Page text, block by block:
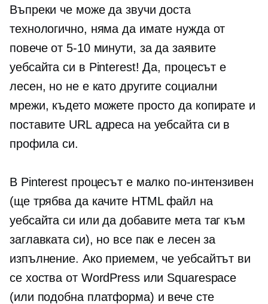
Въпреки че може да звучи доста
технологично, няма да имате нужда от
повече от 5-10минути, за да заявите
уебсайта си в Pinterest! Да, процесът е
лесен, но не е като другите социални
мрежи, където можете просто да копирате и
поставите URL адреса на уебсайта си в
профила си.
В Pinterest процесът е малко по-интензивен
(ще трябва да качите HTML файл на
уебсайта си или да добавите мета таг към
заглавката си), но все пак е лесен за
изпълнение. Ако приемем, че уебсайтът ви
се хоства от WordPress или Squarespace
(или подобна платформа) и вече сте